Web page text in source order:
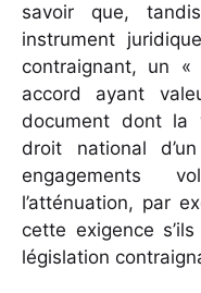
savoir que,
instrument
contraignant, un «
accord ayant
document dont la
droit national
engagements
l’atténuation, par
cette exigence
législation